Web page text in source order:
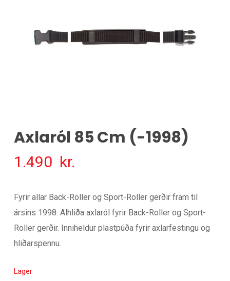
Axlaról 85 Cm (-1998)
1.490 kr.
Fyrir allar Back-Roller og Sport-Roller gerðir fram til
ársins 1998. Alhliða axlaról fyrir Back-Roller og Sport-
Roller gerðir. Inniheldur plastpúða fyrir axlarfestingu og
hliðarspennu.
Lager